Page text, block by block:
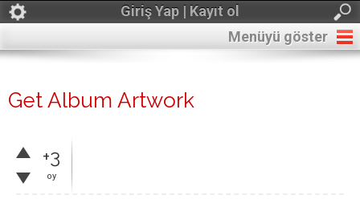
Giriş Yap | Kayıt ol
Menüyü göster
Get Album Artwork
+3
oy